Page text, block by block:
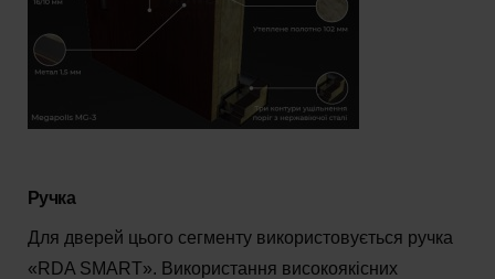
Ручка
Для дверей цього сегменту використовується ручка
«RDA SMART». Використання високоякісних